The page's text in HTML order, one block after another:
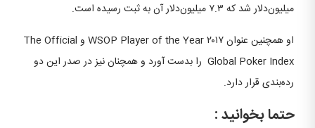
میلیون‌دلار شد که ۷.۳ میلیون‌دلار آن به ثبت رسیده است.
او همچنین عنوان ۲۰۱۷ WSOP Player of the Year و The Official
Global Poker Index را بدست آورد و همچنان نیز در صدر این دو
رده‌بندی قرار دارد.
حتما بخوانید :